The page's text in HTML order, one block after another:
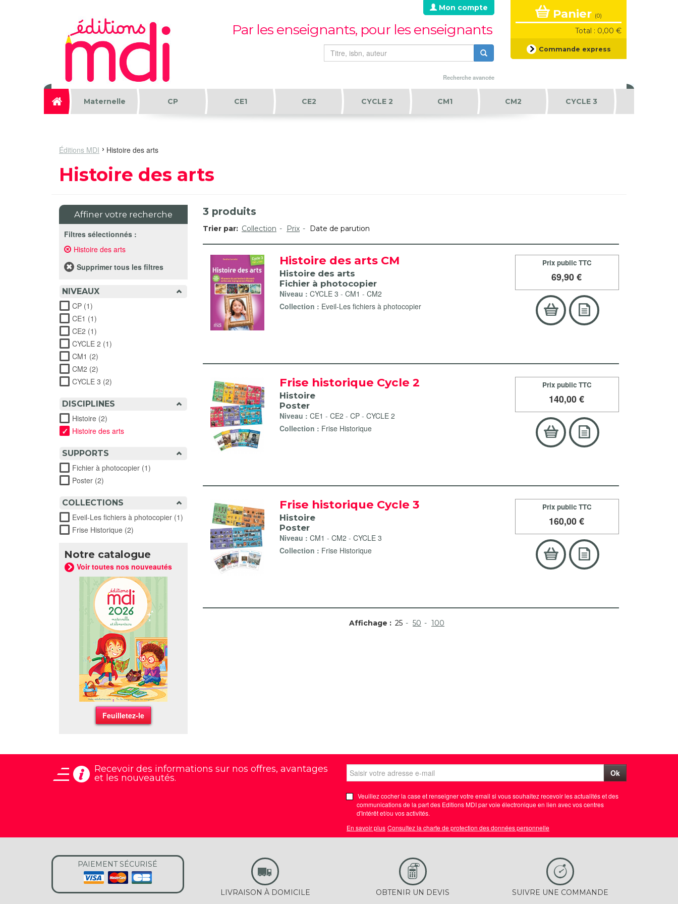
Mon compte
Par les enseignants, pour les enseignants
Formulaire
de
Recherche avancée
Panier (0)
Total : 0,00 €
Commande express
Maternelle CP CE1 CE2 CYCLE 2 CM1 CM2 CYCLE 3
Éditions MDI Histoire des arts
Histoire des arts
Affiner votre recherche
Filtres sélectionnés :
Remove
des
arts
Histoire des arts
Supprimer tous les filtres
NIVEAUX
CP (1)
CE1 (1)
CE2 (1)
CYCLE 2 (1)
CM1 (2)
CM2 (2)
CYCLE 3 (2)
DISCIPLINES
Histoire (2)
Histoire des arts
SUPPORTS
Fichier à photocopier (1)
Poster (2)
COLLECTIONS
Eveil-Les fichiers à photocopier (1) Apply Eveil-Les fichiers à photocopier filter
Frise Historique (2) Apply Frise Historique filter
Notre catalogue
Voir toutes nos nouveautés
Feuilletez-le
3 produits
Trier par: Collection Prix Date de parution
Histoire des arts CM
Histoire des arts
Fichier à photocopier
Niveau :CYCLE 3 -CM1 -CM2
Collection : Eveil-Les fichiers à photocopier
Prix public TTC
69,90 €
Frise historique Cycle 2
Histoire
Poster
Niveau :CE1 -CE2 -CP -CYCLE 2
Collection : Frise Historique
Prix public TTC
140,00 €
Frise historique Cycle 3
Histoire
Poster
Niveau :CM1 -CM2 -CYCLE 3
Collection : Frise Historique
Prix public TTC
160,00 €
Affichage : 25 50 100
Recevoir des informations sur nos offres, avantages
et les nouveautés.
Ok
Veuillez cocher la case et renseigner votre email si vous souhaitez recevoir les actualités et des
communications de la part des Editions MDI par voie électronique en lien avec vos centres
d'Intérêt et/ou vos activités.
En savoir plus Consultez la charte de protection des données personnelle
PAIEMENT SÉCURISÉ
LIVRAISON À DOMICILE OBTENIR UN DEVIS SUIVRE UNE COMMANDE